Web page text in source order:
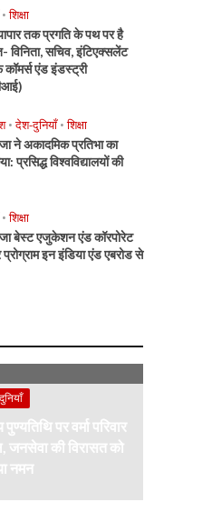
• शिक्षा
तक प्रगति के पथ पर है
विनिता, सचिव, इंटिएक्सलेंट
एंड इंडस्ट्री
• देश-दुनियाँ • शिक्षा
ने अकादमिक प्रतिभा का
प्रसिद्ध विश्वविद्यालयों की
• शिक्षा
बेस्ट एजुकेशन एंड कॉरपोरेट
इन इंडिया एंड एबरोड से
पुण्यतिथि पर वर्मा परिवार
जनसेवा की विरासत को
नमन